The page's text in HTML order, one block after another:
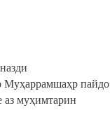
Муҳаррамшаҳр пайдо
аз муҳимтарин